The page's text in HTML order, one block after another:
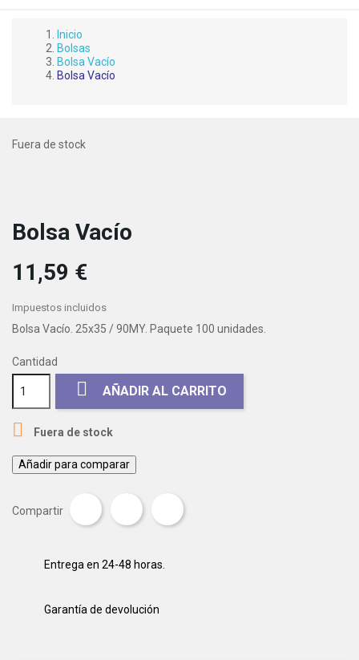
Inicio
Bolsas
Bolsa Vacío
Bolsa Vacío
Fuera de stock
Bolsa Vacío
11,59 €
Impuestos incluidos
Bolsa Vacío. 25x35 / 90MY. Paquete 100 unidades.
Cantidad
 AÑADIR AL CARRITO
 Fuera de stock
Añadir para comparar
Compartir
CompartirTuitear
Entrega en 24-48 horas.
Garantía de devolución